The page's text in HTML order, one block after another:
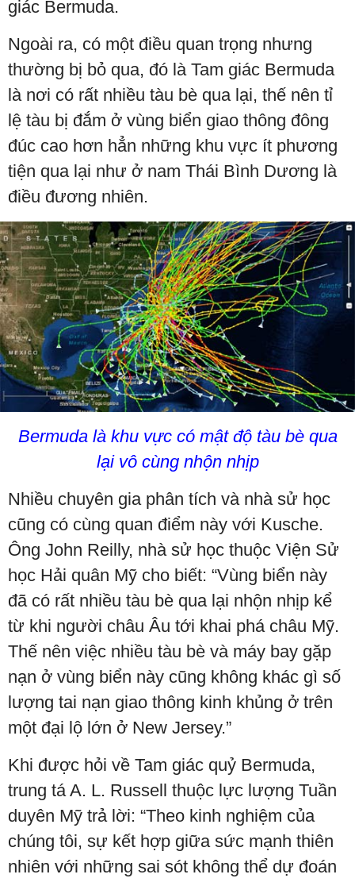
giác Bermuda.
Ngoài ra, có một điều quan trọng nhưng
thường bị bỏ qua, đó là Tam giác Bermuda
là nơi có rất nhiều tàu bè qua lại, thế nên tỉ
lệ tàu bị đắm ở vùng biển giao thông đông
đúc cao hơn hẳn những khu vực ít phương
tiện qua lại như ở nam Thái Bình Dương là
điều đương nhiên.
Bermuda là khu vực có mật độ tàu bè qua
lại vô cùng nhộn nhịp
Nhiều chuyên gia phân tích và nhà sử học
cũng có cùng quan điểm này với Kusche.
Ông John Reilly, nhà sử học thuộc Viện Sử
học Hải quân Mỹ cho biết: “Vùng biển này
đã có rất nhiều tàu bè qua lại nhộn nhịp kể
từ khi người châu Âu tới khai phá châu Mỹ.
Thế nên việc nhiều tàu bè và máy bay gặp
nạn ở vùng biển này cũng không khác gì số
lượng tai nạn giao thông kinh khủng ở trên
một đại lộ lớn ở New Jersey.”
Khi được hỏi về Tam giác quỷ Bermuda,
trung tá A. L. Russell thuộc lực lượng Tuần
duyên Mỹ trả lời: “Theo kinh nghiệm của
chúng tôi, sự kết hợp giữa sức mạnh thiên
nhiên với những sai sót không thể dự đoán